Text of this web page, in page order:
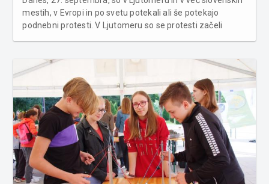
mestih, v Evropi in po svetu potekali ali še potekajo
podnebni protesti. V Ljutomeru so se protesti začeli
trg in park. Zbr...